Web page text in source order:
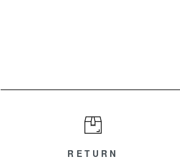
RETURN